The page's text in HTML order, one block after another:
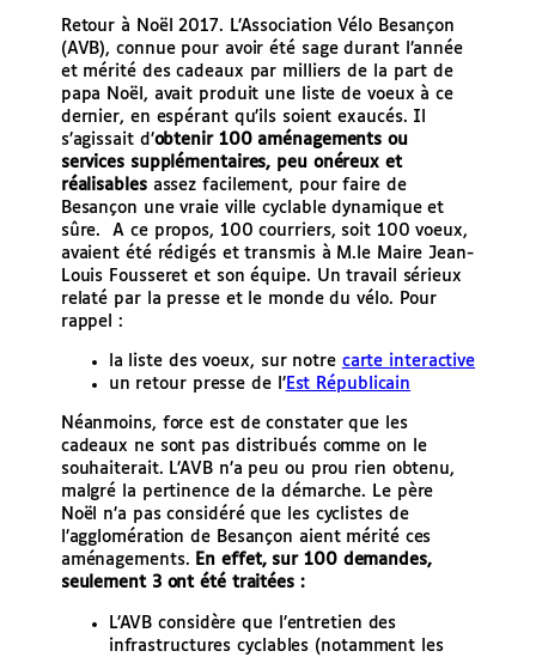
Retour à Noël 2017. L’Association Vélo Besançon
(AVB), connue pour avoir été sage durant l’année
et mérité des cadeaux par milliers de la part de
papa Noël, avait produit une liste de voeux à ce
dernier, en espérant qu’ils soient exaucés. Il
s’agissait d’obtenir 100 aménagements ou
services supplémentaires, peu onéreux et
réalisablesassez facilement, pour faire de
Besançon une vraie ville cyclable dynamique et
sûre.
A ce propos, 100 courriers, soit 100 voeux,
avaient été rédigés et transmis à M.le Maire Jean-
Louis Fousseret et son équipe. Un travail sérieux
relaté par la presse et le monde du vélo. Pour
rappel :
la liste des voeux, sur notre carte interactive
un retour presse de l’Est Républicain
Néanmoins, force est de constater que les
cadeaux ne sont pas distribués comme on le
souhaiterait. L’AVB n’a peu ou prou rien obtenu,
malgré la pertinence de la démarche. Le père
Noël n’a pas considéré que les cyclistes de
l’agglomération de Besançon aient mérité ces
aménagements. En effet, sur 100 demandes,
seulement 3 ont été traitées :
L’AVB considère que l’entretien des
infrastructures cyclables (notamment les